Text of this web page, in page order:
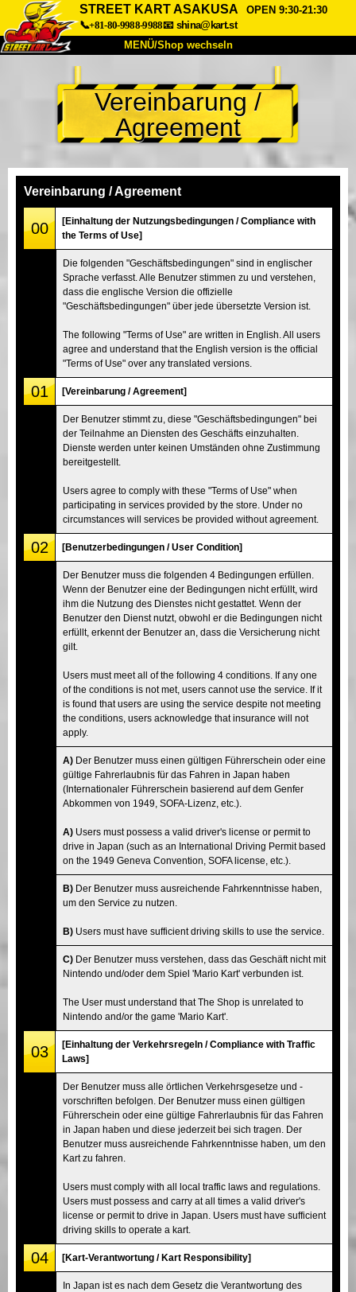
STREET KART ASAKUSA
OPEN 9:30-21:30
📞+81-80-9988-9988📧 shina@kart.st
MENÜ/Shop wechseln
Über uns Spezifikationen Preise
Anfahrt Bewertungen FAQ
Shop wechseln
Tokio Akihabara#2
Tokio Shibuya Annex Tokio Bucht
Tokio Asakusa
Vereinbarung /
Agreement
Vereinbarung / Agreement
00
[Einhaltung der Nutzungsbedingungen / Compliance with
the Terms of Use]
Die folgenden "Geschäftsbedingungen" sind in englischer
Sprache verfasst. Alle Benutzer stimmen zu und verstehen,
dass die englische Version die offizielle
"Geschäftsbedingungen" über jede übersetzte Version ist.
The following "Terms of Use" are written in English. All users
agree and understand that the English version is the official
"Terms of Use" over any translated versions.
01 [Vereinbarung / Agreement]
Der Benutzer stimmt zu, diese "Geschäftsbedingungen" bei
der Teilnahme an Diensten des Geschäfts einzuhalten.
Dienste werden unter keinen Umständen ohne Zustimmung
bereitgestellt.
Users agree to comply with these "Terms of Use" when
participating in services provided by the store. Under no
circumstances will services be provided without agreement.
02 [Benutzerbedingungen / User Condition]
Der Benutzer muss die folgenden 4 Bedingungen erfüllen.
Wenn der Benutzer eine der Bedingungen nicht erfüllt, wird
ihm die Nutzung des Dienstes nicht gestattet. Wenn der
Benutzer den Dienst nutzt, obwohl er die Bedingungen nicht
erfüllt, erkennt der Benutzer an, dass die Versicherung nicht
gilt.
Users must meet all of the following 4 conditions. If any one
of the conditions is not met, users cannot use the service. If it
is found that users are using the service despite not meeting
the conditions, users acknowledge that insurance will not
apply.
A) Der Benutzer muss einen gültigen Führerschein oder eine
gültige Fahrerlaubnis für das Fahren in Japan haben
(Internationaler Führerschein basierend auf dem Genfer
Abkommen von 1949, SOFA-Lizenz, etc.).
A) Users must possess a valid driver's license or permit to
drive in Japan (such as an International Driving Permit based
on the 1949 Geneva Convention, SOFA license, etc.).
B) Der Benutzer muss ausreichende Fahrkenntnisse haben,
um den Service zu nutzen.
B) Users must have sufficient driving skills to use the service.
C) Der Benutzer muss verstehen, dass das Geschäft nicht mit
Nintendo und/oder dem Spiel 'Mario Kart' verbunden ist.
The User must understand that The Shop is unrelated to
Nintendo and/or the game 'Mario Kart'.
03
[Einhaltung der Verkehrsregeln / Compliance with Traffic
Laws]
Der Benutzer muss alle örtlichen Verkehrsgesetze und -
vorschriften befolgen. Der Benutzer muss einen gültigen
Führerschein oder eine gültige Fahrerlaubnis für das Fahren
in Japan haben und diese jederzeit bei sich tragen. Der
Benutzer muss ausreichende Fahrkenntnisse haben, um den
Kart zu fahren.
Users must comply with all local traffic laws and regulations.
Users must possess and carry at all times a valid driver's
license or permit to drive in Japan. Users must have sufficient
driving skills to operate a kart.
04 [Kart-Verantwortung / Kart Responsibility]
In Japan ist es nach dem Gesetz die Verantwortung des